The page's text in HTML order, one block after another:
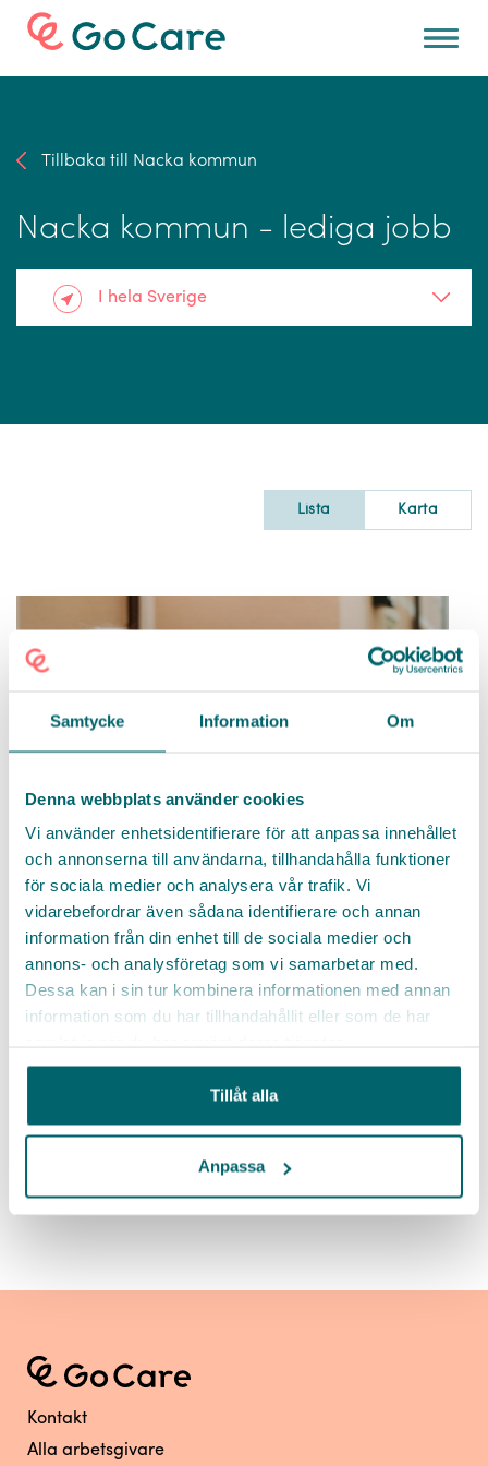
Samtycke Information Om
Denna webbplats använder cookies
Vi använder enhetsidentifierare för att anpassa innehållet
och annonserna till användarna, tillhandahålla funktioner
för sociala medier och analysera vår trafik. Vi
vidarebefordrar även sådana identifierare och annan
information från din enhet till de sociala medier och
annons- och analysföretag som vi samarbetar med.
Dessa kan i sin tur kombinera informationen med annan
information som du har tillhandahållit eller som de har
Tillåt alla
Anpassa
För arbetsgivare
Tillbaka till Nacka kommun
Nacka kommun - lediga jobb
I hela Sverige
Lista Karta
Nacka, Chefsroller, Hemtjänst
Biträdande verksamhetschef till
Natt- och larmpatrullen i Nacka
kommun
engagerad ledningsgrupp. Hälsofrämjande förmåner.
TILLSVIDAREANSTÄLLNING HEMTJÄNST
Kontakt
Alla arbetsgivare